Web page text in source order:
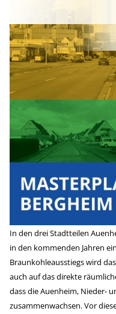
In den drei Stadtteilen
in den kommenden Jahren
Braunkohleausstiegs wird
auch auf das direkte
dass die Auenheim, Nieder-
zusammenwachsen. Vor